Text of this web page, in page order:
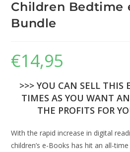
Children Bedtime
Bundle
€14,95
>>> YOU CAN SELL THIS
TIMES AS YOU WANT
THE PROFITS FOR
With the rapid increase in digital
children’s e-Books has hit an all-